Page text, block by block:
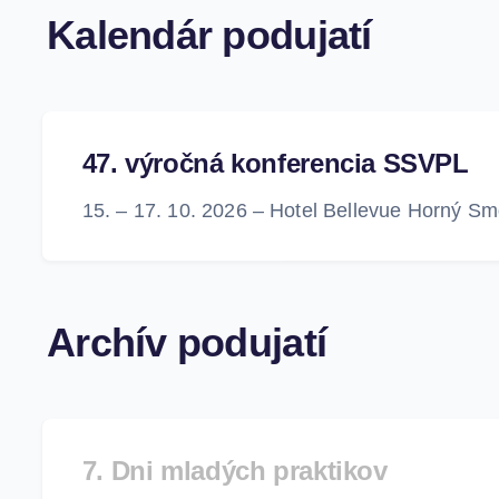
Kalendár podujatí
47. výročná konferencia SSVPL
15. – 17. 10. 2026 – Hotel Bellevue Horný
Archív podujatí
7. Dni mladých praktikov